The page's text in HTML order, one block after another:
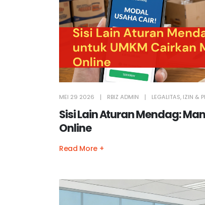
MEI 29 2026 RBIZ ADMIN LEGALITAS, IZIN &
Sisi Lain Aturan Mendag:
Online
Read More +